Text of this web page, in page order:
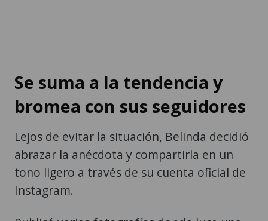
Se suma a la tendencia y
bromea con sus seguidores
Lejos de evitar la situación, Belinda decidió
abrazar la anécdota y compartirla en un
tono ligero a través de su cuenta oficial de
Instagram.